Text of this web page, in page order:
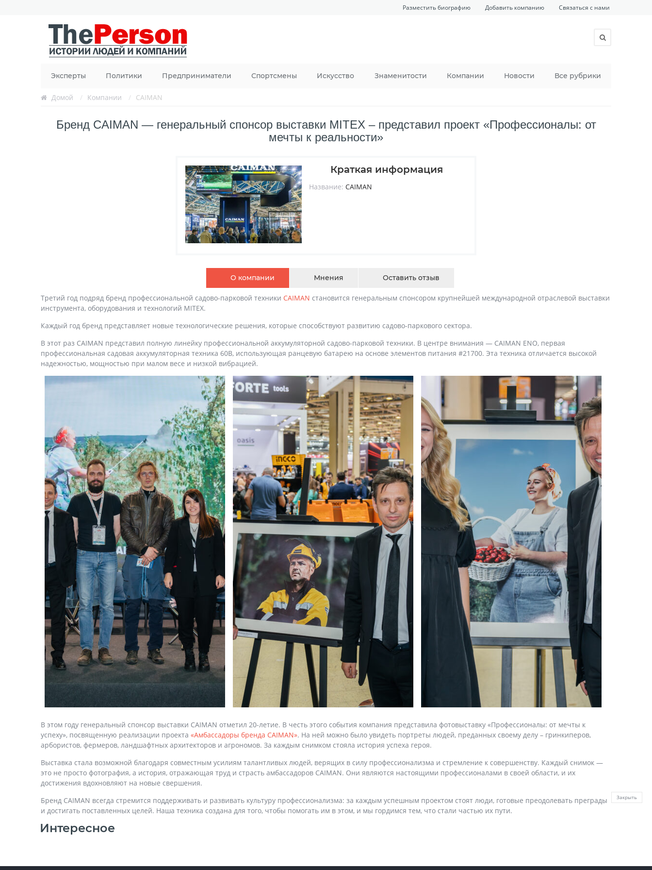
Разместить биографию Добавить компанию Связаться с нами
Эксперты Политики Предприниматели Спортсмены Искусство Знаменитости Компании Новости Все рубрики
Домой / Компании / CAIMAN
Бренд CAIMAN — генеральный спонсор выставки MITEX – представил проект «Профессионалы: от
мечты к реальности»
Краткая информация
Название: CAIMAN
О компании Мнения Оставить отзыв
Третий год подряд бренд профессиональной садово-парковой техники CAIMAN становится генеральным спонсором крупнейшей международной отраслевой выставки
инструмента, оборудования и технологий MITEX.
Каждый год бренд представляет новые технологические решения, которые способствуют развитию садово-паркового сектора.
В этот раз CAIMAN представил полную линейку профессиональной аккумуляторной садово-парковой техники. В центре внимания — CAIMAN ENO, первая
профессиональная садовая аккумуляторная техника 60В, использующая ранцевую батарею на основе элементов питания #21700. Эта техника отличается высокой
надежностью, мощностью при малом весе и низкой вибрацией.
В этом году генеральный спонсор выставки CAIMAN отметил 20-летие. В честь этого события компания представила фотовыставку «Профессионалы: от мечты к
успеху», посвященную реализации проекта «Амбассадоры бренда CAIMAN». На ней можно было увидеть портреты людей, преданных своему делу – гринкиперов,
арбористов, фермеров, ландшафтных архитекторов и агрономов. За каждым снимком стояла история успеха героя.
Выставка стала возможной благодаря совместным усилиям талантливых людей, верящих в силу профессионализма и стремление к совершенству. Каждый снимок —
это не просто фотография, а история, отражающая труд и страсть амбассадоров CAIMAN. Они являются настоящими профессионалами в своей области, и их
достижения вдохновляют на новые свершения.
Бренд CAIMAN всегда стремится поддерживать и развивать культуру профессионализма: за каждым успешным проектом стоят люди, готовые преодолевать преграды
и достигать поставленных целей. Наша техника создана для того, чтобы помогать им в этом, и мы гордимся тем, что стали частью их пути.
Интересное
Закрыть